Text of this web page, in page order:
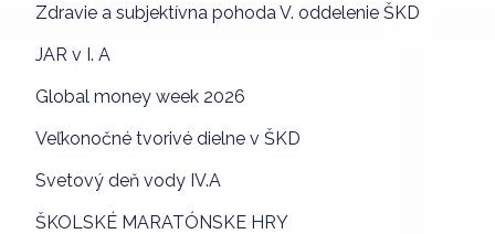
Zdravie a subjektívna pohoda V. oddelenie ŠKD
JAR v I. A
Global money week 2026
Veľkonočné tvorivé dielne v ŠKD
Svetový deň vody IV.A
ŠKOLSKÉ MARATÓNSKE HRY